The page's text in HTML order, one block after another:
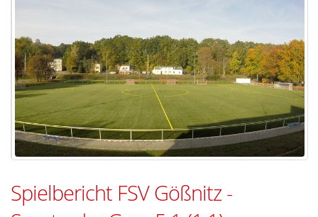
Spielbericht FSV Gößnitz -